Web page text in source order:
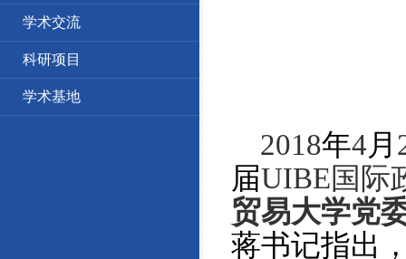
学术交流
科研项目
学术基地
2018年4月
届UIBE国际
贸易大学党
蒋书记指出